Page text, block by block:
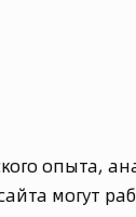
опыта,
могут